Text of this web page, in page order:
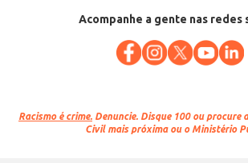
Acompanhe a gente nas redes
Racismo é crime. Denuncie. Disque 100 ou procure
Civil mais próxima ou o Ministério